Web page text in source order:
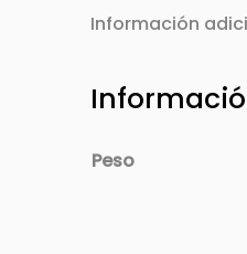
Información
Peso